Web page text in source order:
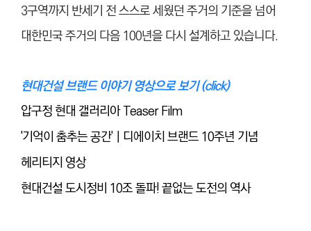
3구역까지 반세기 전 스스로 세웠던 주거의 기준을 넘어
대한민국 주거의 다음 100년을 다시 설계하고 있습니다.
현대건설 브랜드 이야기 영상으로 보기 (click)
압구정 현대 갤러리아 Teaser Film
'기억이 춤추는 공간'｜디에이치 브랜드 10주년 기념
헤리티지 영상
현대건설 도시정비 10조 돌파! 끝없는 도전의 역사